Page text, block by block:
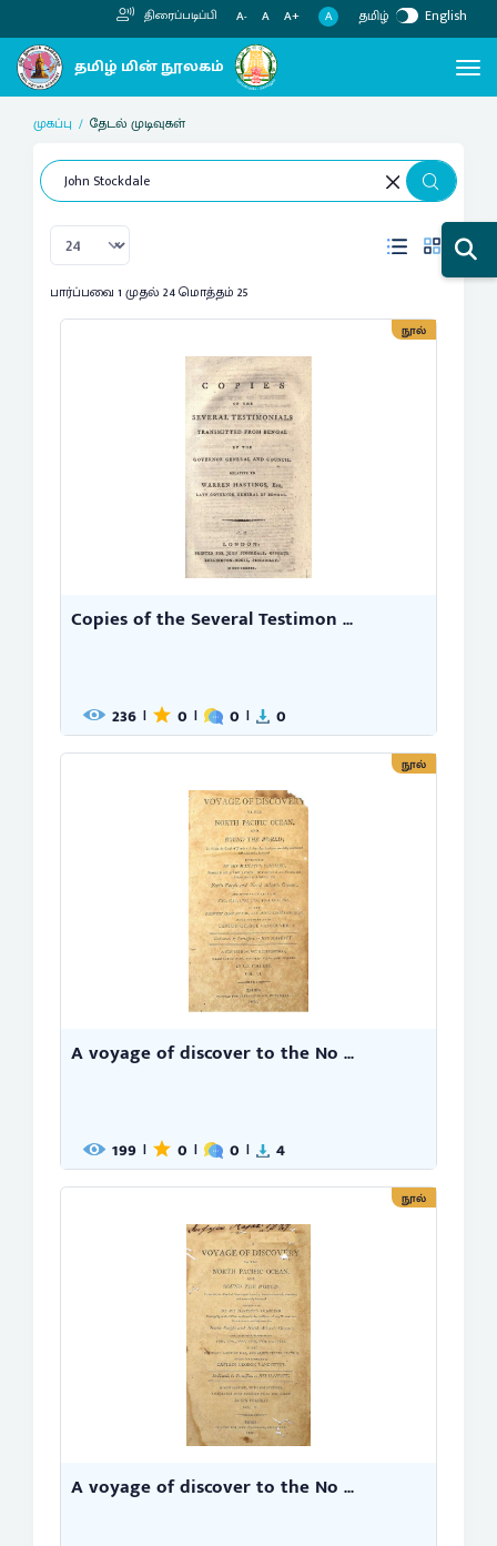
திரைப்படிப்பி A- A A+ A தமிழ் English
முகப்பு தேடல் முடிவுகள்
பார்ப்பவை 1 முதல் 24 மொத்தம் 25
நூல்
Copies of the Several Testimon ...
236 | 0 | 0 | 0
நூல்
A voyage of discover to the No ...
199 | 0 | 0 | 4
நூல்
A voyage of discover to the No ...